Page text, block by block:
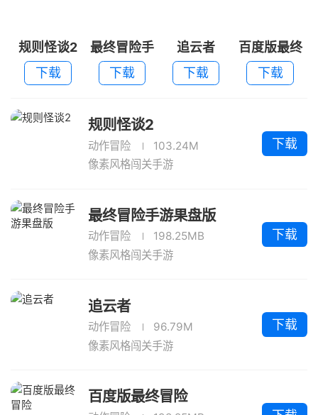
规则怪谈2
下载
最终冒险手
游果盘版
下载
追云者
下载
百度版最终
冒险
下载
规则怪谈2
动作冒险
103.24M
像素风格闯关手游
下载
最终冒险手游果盘版
动作冒险
198.25MB
像素风格闯关手游
下载
追云者
动作冒险
96.79M
像素风格闯关手游
下载
百度版最终冒险